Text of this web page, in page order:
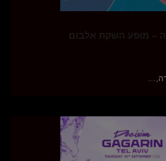
– מופע השקת אלבום